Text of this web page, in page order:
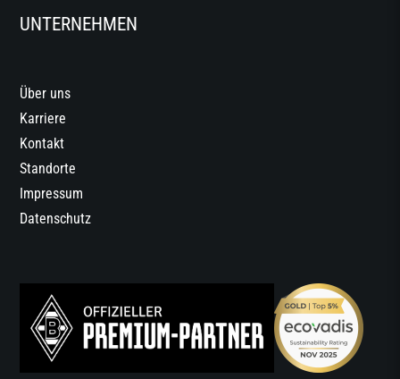
UNTERNEHMEN
Über uns
Karriere
Kontakt
Standorte
Impressum
Datenschutz